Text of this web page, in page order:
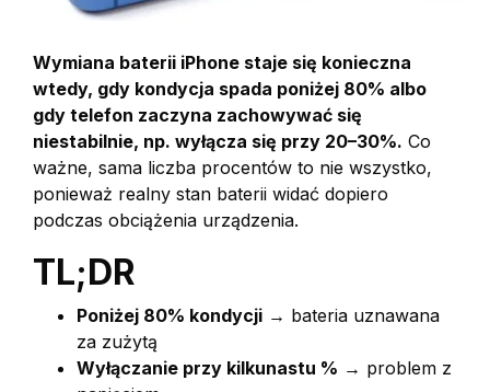
Wymiana baterii iPhone staje się konieczna
wtedy, gdy kondycja spada poniżej 80% albo
gdy telefon zaczyna zachowywać się
niestabilnie, np. wyłącza się przy 20–30%. Co
ważne, sama liczba procentów to nie wszystko,
ponieważ realny stan baterii widać dopiero
podczas obciążenia urządzenia.
TL;DR
Poniżej 80% kondycji → bateria uznawana
za zużytą
Wyłączanie przy kilkunastu % → problem z